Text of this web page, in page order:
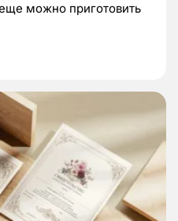
можно приготовить